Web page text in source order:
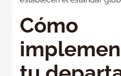
Cómo